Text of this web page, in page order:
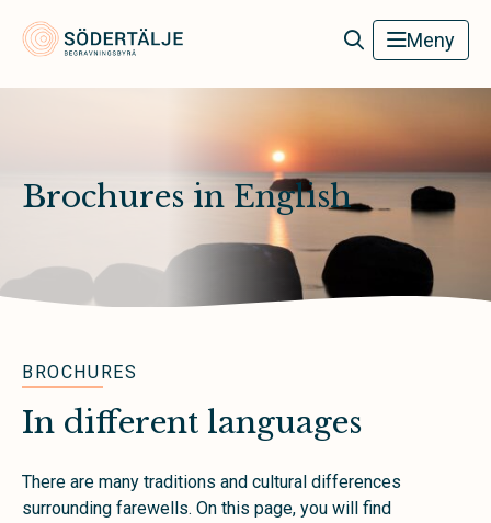
Södertälje Begravningsbyrå Meny
Brochures in English
BROCHURES
In different languages
There are many traditions and cultural differences
surrounding farewells. On this page, you will find